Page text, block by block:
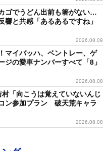
ル業をやりながら他に何
がシフト制だったので、
を選びました。出演料
い)の時代だったので、
をいただいたら、その日
うみたいな、そういう２
で『川上ゆう』が作り上
たというのはあります
生を変えるんだなと。
とかは思わないし、違う
残せたらいいなと。この
ゴでうどん出前も箸がない…
響と共感「あるあるですね」
2026.08.09
マイバッハ、ベントレー、ゲ
の愛車ナンバーすべて「8」
2026.08.08
「向こうは覚えていないんじ
ン参加プラン 破天荒キャラ
2026.08.08